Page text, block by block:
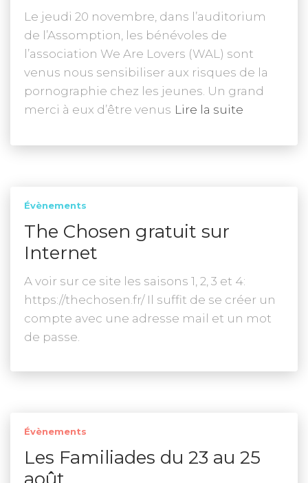
Le jeudi 20 novembre, dans l’auditorium
de l’Assomption, les bénévoles de
l’association We Are Lovers (WAL) sont
venus nous sensibiliser aux risques de la
pornographie chez les jeunes. Un grand
merci à eux d’être venus Lire la suite
Évènements
The Chosen gratuit sur
Internet
A voir sur ce site les saisons 1, 2, 3 et 4:
https://thechosen.fr/ Il suffit de se créer un
compte avec une adresse mail et un mot
de passe.
Évènements
Les Familiades du 23 au 25